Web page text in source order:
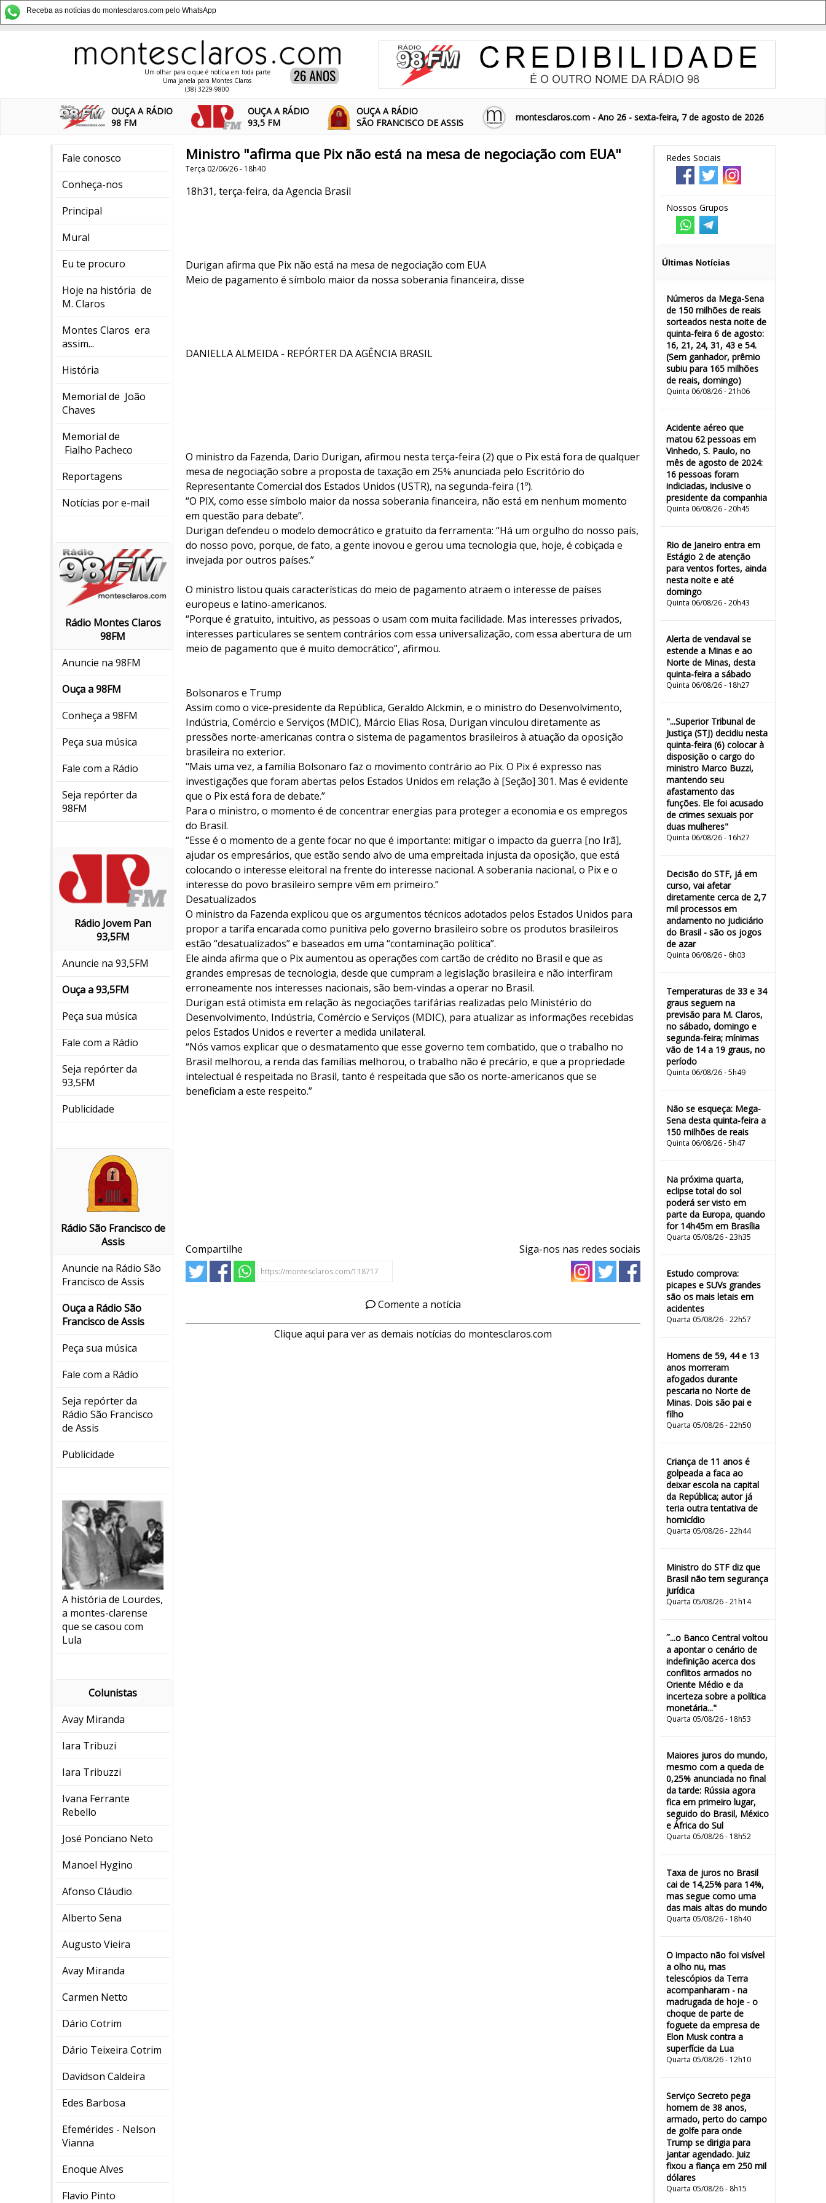
Receba as notícias do montesclaros.com pelo WhatsApp
Um olhar para o que é notícia em toda parte
Uma janela para Montes Claros
(38) 3229-9800
OUÇA A RÁDIO
98 FM
OUÇA A RÁDIO
93,5 FM
OUÇA A RÁDIO
SÃO FRANCISCO DE ASSIS
montesclaros.com - Ano 26 - sexta-feira, 7 de agosto de 2026
Fale conosco
Conheça-nos
Principal
Mural
Eu te procuro
Hoje na história de
M. Claros
Montes Claros era
assim...
História
Memorial de João
Chaves
Memorial de
Fialho Pacheco
Reportagens
Notícias por e-mail
Rádio Montes Claros
98FM
Anuncie na 98FM
Ouça a 98FM
Conheça a 98FM
Peça sua música
Fale com a Rádio
Seja repórter da
98FM
Rádio Jovem Pan
93,5FM
Anuncie na 93,5FM
Ouça a 93,5FM
Peça sua música
Fale com a Rádio
Seja repórter da
93,5FM
Publicidade
Rádio São Francisco de
Assis
Anuncie na Rádio São
Francisco de Assis
Ouça a Rádio São
Francisco de Assis
Peça sua música
Fale com a Rádio
Seja repórter da
Rádio São Francisco
de Assis
Publicidade
A história de Lourdes,
a montes-clarense
que se casou com
Lula
Colunistas
Avay Miranda
Iara Tribuzi
Iara Tribuzzi
Ivana Ferrante
Rebello
José Ponciano Neto
Manoel Hygino
Afonso Cláudio
Alberto Sena
Augusto Vieira
Avay Miranda
Carmen Netto
Dário Cotrim
Dário Teixeira Cotrim
Davidson Caldeira
Edes Barbosa
Efemérides - Nelson
Vianna
Enoque Alves
Flavio Pinto
Redes Sociais
Nossos Grupos
Últimas Notícias
Números da Mega-Sena
de 150 milhões de reais
sorteados nesta noite de
quinta-feira 6 de agosto:
16, 21, 24, 31, 43 e 54.
(Sem ganhador, prêmio
subiu para 165 milhões
de reais, domingo)
Quinta 06/08/26 - 21h06
Acidente aéreo que
matou 62 pessoas em
Vinhedo, S. Paulo, no
mês de agosto de 2024:
16 pessoas foram
indiciadas, inclusive o
presidente da companhia
Quinta 06/08/26 - 20h45
Rio de Janeiro entra em
Estágio 2 de atenção
para ventos fortes, ainda
nesta noite e até
domingo
Quinta 06/08/26 - 20h43
Alerta de vendaval se
estende a Minas e ao
Norte de Minas, desta
quinta-feira a sábado
Quinta 06/08/26 - 18h27
"...Superior Tribunal de
Justiça (STJ) decidiu nesta
quinta-feira (6) colocar à
disposição o cargo do
ministro Marco Buzzi,
mantendo seu
afastamento das
funções. Ele foi acusado
de crimes sexuais por
duas mulheres"
Quinta 06/08/26 - 16h27
Decisão do STF, já em
curso, vai afetar
diretamente cerca de 2,7
mil processos em
andamento no judiciário
do Brasil - são os jogos
de azar
Quinta 06/08/26 - 6h03
Temperaturas de 33 e 34
graus seguem na
previsão para M. Claros,
no sábado, domingo e
segunda-feira; mínimas
vão de 14 a 19 graus, no
período
Quinta 06/08/26 - 5h49
Não se esqueça: Mega-
Sena desta quinta-feira a
150 milhões de reais
Quinta 06/08/26 - 5h47
Na próxima quarta,
eclipse total do sol
poderá ser visto em
parte da Europa, quando
for 14h45m em Brasília
Quarta 05/08/26 - 23h35
Estudo comprova:
picapes e SUVs grandes
são os mais letais em
acidentes
Quarta 05/08/26 - 22h57
Homens de 59, 44 e 13
anos morreram
afogados durante
pescaria no Norte de
Minas. Dois são pai e
filho
Quarta 05/08/26 - 22h50
Criança de 11 anos é
golpeada a faca ao
deixar escola na capital
da República; autor já
teria outra tentativa de
homicídio
Quarta 05/08/26 - 22h44
Ministro do STF diz que
Brasil não tem segurança
jurídica
Quarta 05/08/26 - 21h14
˜...o Banco Central voltou
a apontar o cenário de
indefinição acerca dos
conflitos armados no
Oriente Médio e da
incerteza sobre a política
monetária..."
Quarta 05/08/26 - 18h53
Maiores juros do mundo,
mesmo com a queda de
0,25% anunciada no final
da tarde: Rússia agora
fica em primeiro lugar,
seguido do Brasil, México
e África do Sul
Quarta 05/08/26 - 18h52
Taxa de juros no Brasil
cai de 14,25% para 14%,
mas segue como uma
das mais altas do mundo
Quarta 05/08/26 - 18h40
O impacto não foi visível
a olho nu, mas
telescópios da Terra
acompanharam - na
madrugada de hoje - o
choque de parte de
foguete da empresa de
Elon Musk contra a
superfície da Lua
Quarta 05/08/26 - 12h10
Serviço Secreto pega
homem de 38 anos,
armado, perto do campo
de golfe para onde
Trump se dirigia para
jantar agendado. Juiz
fixou a fiança em 250 mil
dólares
Quarta 05/08/26 - 8h15
Ministro "afirma que Pix não está na mesa de negociação com EUA"
Terça 02/06/26 - 18h40
18h31, terça-feira, da Agencia Brasil
Durigan afirma que Pix não está na mesa de negociação com EUA
Meio de pagamento é símbolo maior da nossa soberania financeira, disse
DANIELLA ALMEIDA - REPÓRTER DA AGÊNCIA BRASIL
O ministro da Fazenda, Dario Durigan, afirmou nesta terça-feira (2) que o Pix está fora de qualquer
mesa de negociação sobre a proposta de taxação em 25% anunciada pelo Escritório do
Representante Comercial dos Estados Unidos (USTR), na segunda-feira (1º).
“O PIX, como esse símbolo maior da nossa soberania financeira, não está em nenhum momento
em questão para debate”.
Durigan defendeu o modelo democrático e gratuito da ferramenta: “Há um orgulho do nosso país,
do nosso povo, porque, de fato, a gente inovou e gerou uma tecnologia que, hoje, é cobiçada e
invejada por outros países.”
O ministro listou quais características do meio de pagamento atraem o interesse de países
europeus e latino-americanos.
“Porque é gratuito, intuitivo, as pessoas o usam com muita facilidade. Mas interesses privados,
interesses particulares se sentem contrários com essa universalização, com essa abertura de um
meio de pagamento que é muito democrático”, afirmou.
Bolsonaros e Trump
Assim como o vice-presidente da República, Geraldo Alckmin, e o ministro do Desenvolvimento,
Indústria, Comércio e Serviços (MDIC), Márcio Elias Rosa, Durigan vinculou diretamente as
pressões norte-americanas contra o sistema de pagamentos brasileiros à atuação da oposição
brasileira no exterior.
"Mais uma vez, a família Bolsonaro faz o movimento contrário ao Pix. O Pix é expresso nas
investigações que foram abertas pelos Estados Unidos em relação à [Seção] 301. Mas é evidente
que o Pix está fora de debate.”
Para o ministro, o momento é de concentrar energias para proteger a economia e os empregos
do Brasil.
“Esse é o momento de a gente focar no que é importante: mitigar o impacto da guerra [no Irã],
ajudar os empresários, que estão sendo alvo de uma empreitada injusta da oposição, que está
colocando o interesse eleitoral na frente do interesse nacional. A soberania nacional, o Pix e o
interesse do povo brasileiro sempre vêm em primeiro.”
Desatualizados
O ministro da Fazenda explicou que os argumentos técnicos adotados pelos Estados Unidos para
propor a tarifa encarada como punitiva pelo governo brasileiro sobre os produtos brasileiros
estão “desatualizados” e baseados em uma “contaminação política”.
Ele ainda afirma que o Pix aumentou as operações com cartão de crédito no Brasil e que as
grandes empresas de tecnologia, desde que cumpram a legislação brasileira e não interfiram
erroneamente nos interesses nacionais, são bem-vindas a operar no Brasil.
Durigan está otimista em relação às negociações tarifárias realizadas pelo Ministério do
Desenvolvimento, Indústria, Comércio e Serviços (MDIC), para atualizar as informações recebidas
pelos Estados Unidos e reverter a medida unilateral.
“Nós vamos explicar que o desmatamento que esse governo tem combatido, que o trabalho no
Brasil melhorou, a renda das famílias melhorou, o trabalho não é precário, e que a propriedade
intelectual é respeitada no Brasil, tanto é respeitada que são os norte-americanos que se
beneficiam a este respeito.”
Compartilhe Siga-nos nas redes sociais
Comente a notícia
Clique aqui para ver as demais notícias do montesclaros.com